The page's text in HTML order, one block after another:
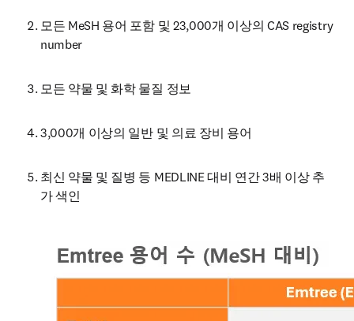
모든 MeSH 용어 포함 및 23,000개 이상의 CAS registry
number
모든 약물 및 화학 물질 정보
3,000개 이상의 일반 및 의료 장비 용어
최신 약물 및 질병 등 MEDLINE 대비 연간 3배 이상 추
가 색인